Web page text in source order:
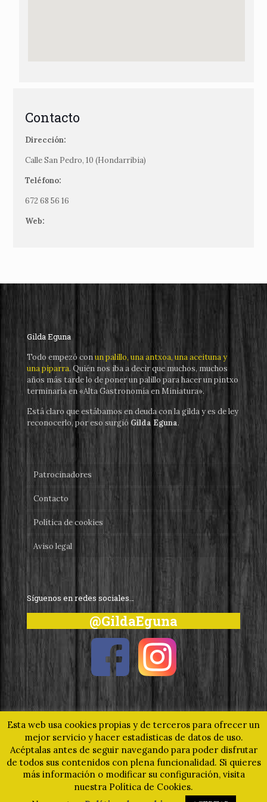
Contacto
Dirección:
Calle San Pedro, 10 (Hondarribia)
Teléfono:
672 68 56 16
Web:
Gilda Eguna
Todo empezó conun palillo, una antxoa, una aceituna y
una piparra. Quién nos iba a decir que muchos, muchos
años más tarde lo de poner un palillo para hacer un pintxo
terminaría en «Alta Gastronomía en Miniatura».
Está claro que estábamos en deuda con la gilda y es de ley
reconocerlo, por eso surgió Gilda Eguna.
Patrocinadores
Contacto
Política de cookies
Aviso legal
Síguenos en redes sociales…
@GildaEguna
© 2019 Gilda Eguna - Un homenaje a nuestro pintxo más
universal. Todos los derechos reservados.www.gilda.eus
Esta web usa cookies propias y de terceros para ofrecer un
mejor servicio y hacer estadísticas de datos de uso.
Acéptalas antes de seguir navegando para poder disfrutar
de todos sus contenidos con plena funcionalidad. Si quieres
más información o modificar su configuración, visita
nuestra Política de Cookies.